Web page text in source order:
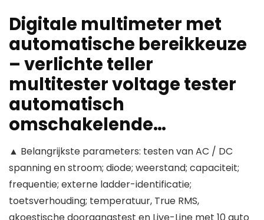
Digitale multimeter met
automatische bereikkeuze
– verlichte teller
multitester voltage tester
automatisch
omschakelende…
▲ Belangrijkste parameters: testen van AC / DC
spanning en stroom; diode; weerstand; capaciteit;
frequentie; externe ladder-identificatie;
toetsverhouding; temperatuur, True RMS,